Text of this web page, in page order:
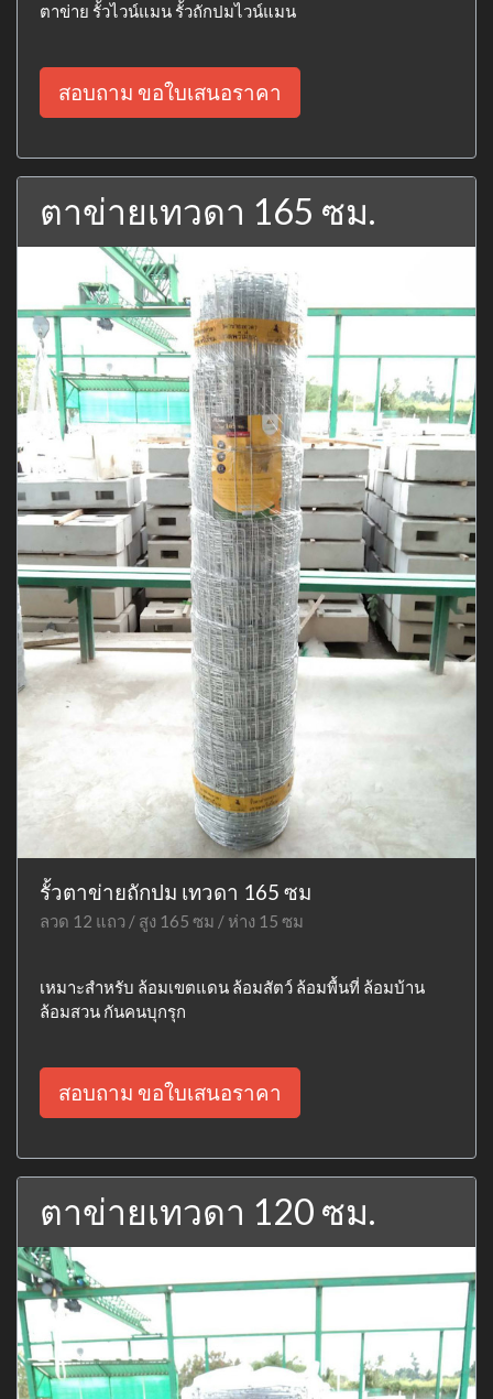
ตาข่าย รั้วไวน์แมน รั้วถักปมไวน์แมน
สอบถาม ขอใบเสนอราคา
ตาข่ายเทวดา 165 ซม.
รั้วตาข่ายถักปม เทวดา 165 ซม
ลวด 12 แถว / สูง 165 ซม / ห่าง 15 ซม
เหมาะสำหรับ ล้อมเขตแดน ล้อมสัตว์ ล้อมพื้นที่ ล้อมบ้าน
ล้อมสวน กันคนบุกรุก
สอบถาม ขอใบเสนอราคา
ตาข่ายเทวดา 120 ซม.